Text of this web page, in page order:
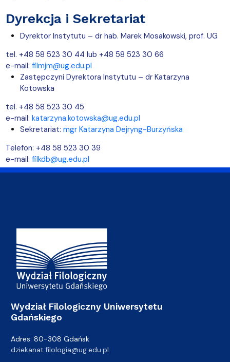
Dyrekcja i Sekretariat
Dyrektor Instytutu – dr hab. Marek Mosakowski, prof. UG
tel. +48 58 523 30 44 lub +48 58 523 30 66
e-mail: filmjm@ug.edu.pl
Zastępczyni Dyrektora Instytutu – dr Katarzyna
Kotowska
tel. +48 58 523 30 45
e-mail: katarzyna.kotowska@ug.edu.pl
Sekretariat: mgr Katarzyna Dejryng-Burzyńska
Telefon: +48 58 523 30 39
e-mail: filkdb@ug.edu.pl
Adres Wydziału
Wydział Filologiczny Uniwersytetu
Gdańskiego
Adres: 80-308 Gdańsk
dziekanat.filologia@ug.edu.pl